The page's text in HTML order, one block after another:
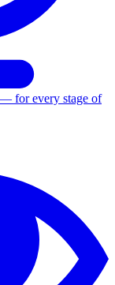
for every stage of